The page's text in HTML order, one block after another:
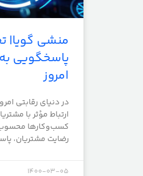
منشی گویا|
پاسخگویی
امروز
در دنیای رقابتی
ارتباط مؤثر با
کسب‌وکارها
رضایت مشتریان،
1400-03-05